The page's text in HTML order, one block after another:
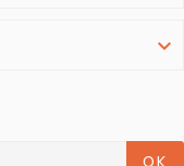

OK